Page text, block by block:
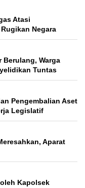
Atasi
Negara
Berulang, Warga
Tuntas
Pengembalian Aset
Legislatif
Aparat
Kapolsek